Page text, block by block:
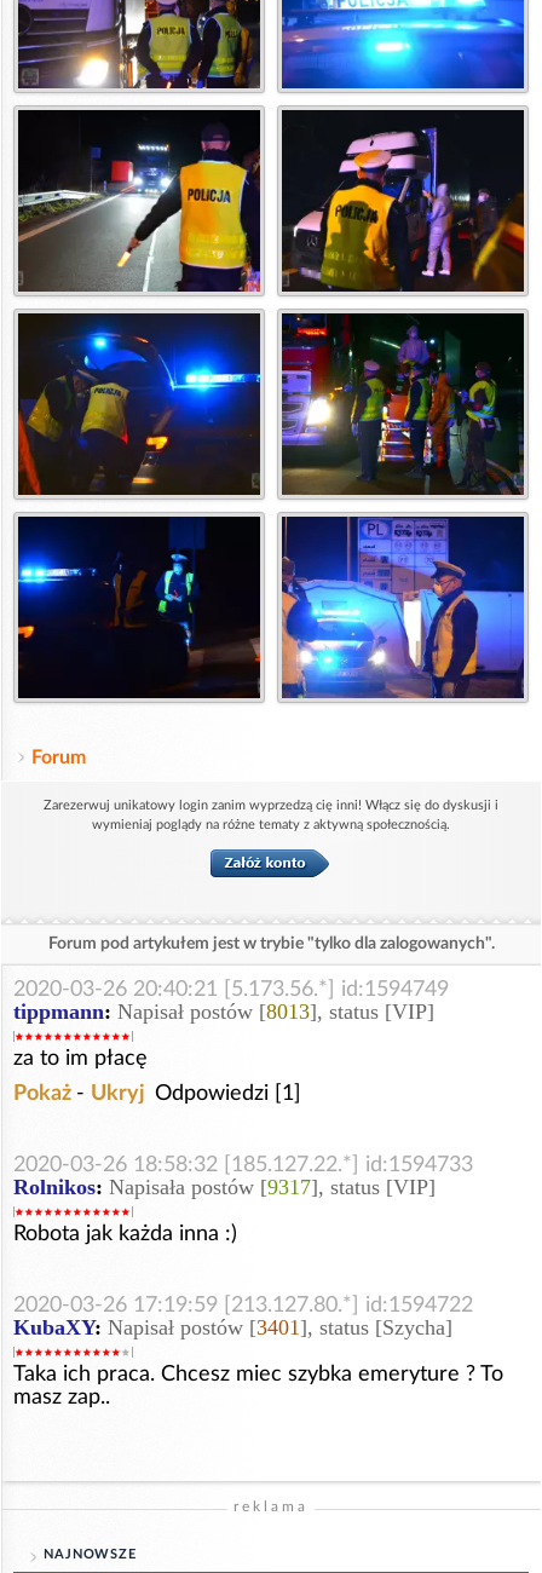
Forum
Zarezerwuj unikatowy login zanim wyprzedzą cię inni! Włącz się do dyskusji i
wymieniaj poglądy na różne tematy z aktywną społecznością.
Forum pod artykułem jest w trybie "tylko dla zalogowanych".
2020-03-26 20:40:21 [5.173.56.*] id:1594749
tippmann: Napisał postów [8013], status [VIP]
za to im płacę
Pokaż - Ukryj Odpowiedzi [1]
2020-03-26 18:58:32 [185.127.22.*] id:1594733
Rolnikos: Napisała postów [9317], status [VIP]
Robota jak każda inna :)
2020-03-26 17:19:59 [213.127.80.*] id:1594722
KubaXY: Napisał postów [3401], status [Szycha]
Taka ich praca. Chcesz miec szybka emeryture ? To
masz zap..
reklama
NAJNOWSZE